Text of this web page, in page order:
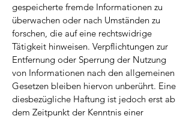
gespeicherte fremde Informationen zu
überwachen oder nach Umständen zu
forschen, die auf eine rechtswidrige
Tätigkeit hinweisen. Verpflichtungen zur
Entfernung oder Sperrung der Nutzung
von Informationen nach den allgemeinen
Gesetzen bleiben hiervon unberührt. Eine
diesbezügliche Haftung ist jedoch erst ab
dem Zeitpunkt der Kenntnis einer